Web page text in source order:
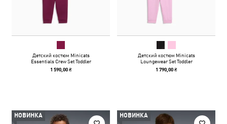
Детский костюм Minicats
Essentials Crew Set Toddler
1 590,00 ₴
Детский костюм Minicats
Loungewear Set Toddler
1 790,00 ₴
НОВИНКА НОВИНКА